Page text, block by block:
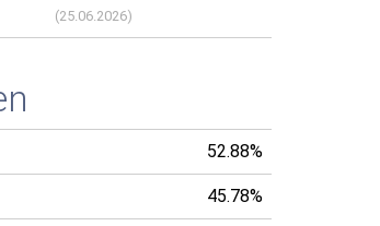
(25.06.2026)
52.88%
45.78%